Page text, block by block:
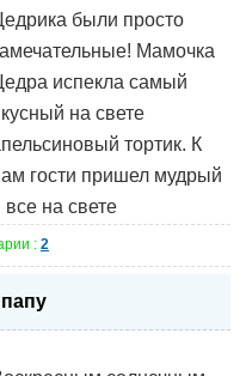
были просто
Мамочка
испекла самый
на свете
тортик. К
гости пришел мудрый
все на свете
: 2